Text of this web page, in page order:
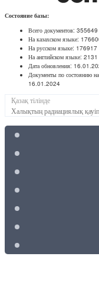
Состояние базы:
Всего документов: 355649
На казахском языке:
На русском языке: 176917
На английском языке: 2131
Дата обновления:
Документы по состоянию
16.01.2024
Қазақ тілінде
Халықтың радиациялық